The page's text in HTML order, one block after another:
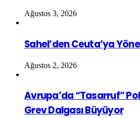
Ağustos 3, 2026
Sahel’den Ceuta’ya
Ağustos 2, 2026
Avrupa’da “Tasarruf”
Grev Dalgası Büyüyor